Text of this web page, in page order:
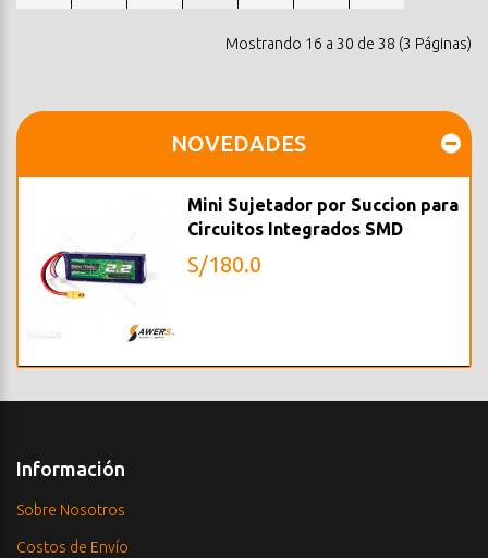
Mostrando 16 a 30 de 38 (3 Páginas)
NOVEDADES
Mini Sujetador por Succion para
Circuitos Integrados SMD
S/180.0
Información
Sobre Nosotros
Costos de Envío